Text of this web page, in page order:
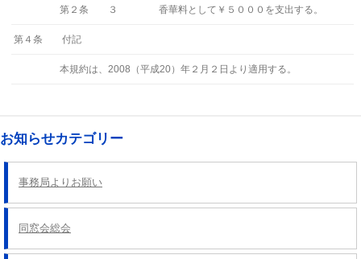
第２条 ３ 香華料として￥５０００を支出する。
第４条 付記
本規約は、2008（平成20）年２月２日より適用する。
お知らせカテゴリー
事務局よりお願い
同窓会総会